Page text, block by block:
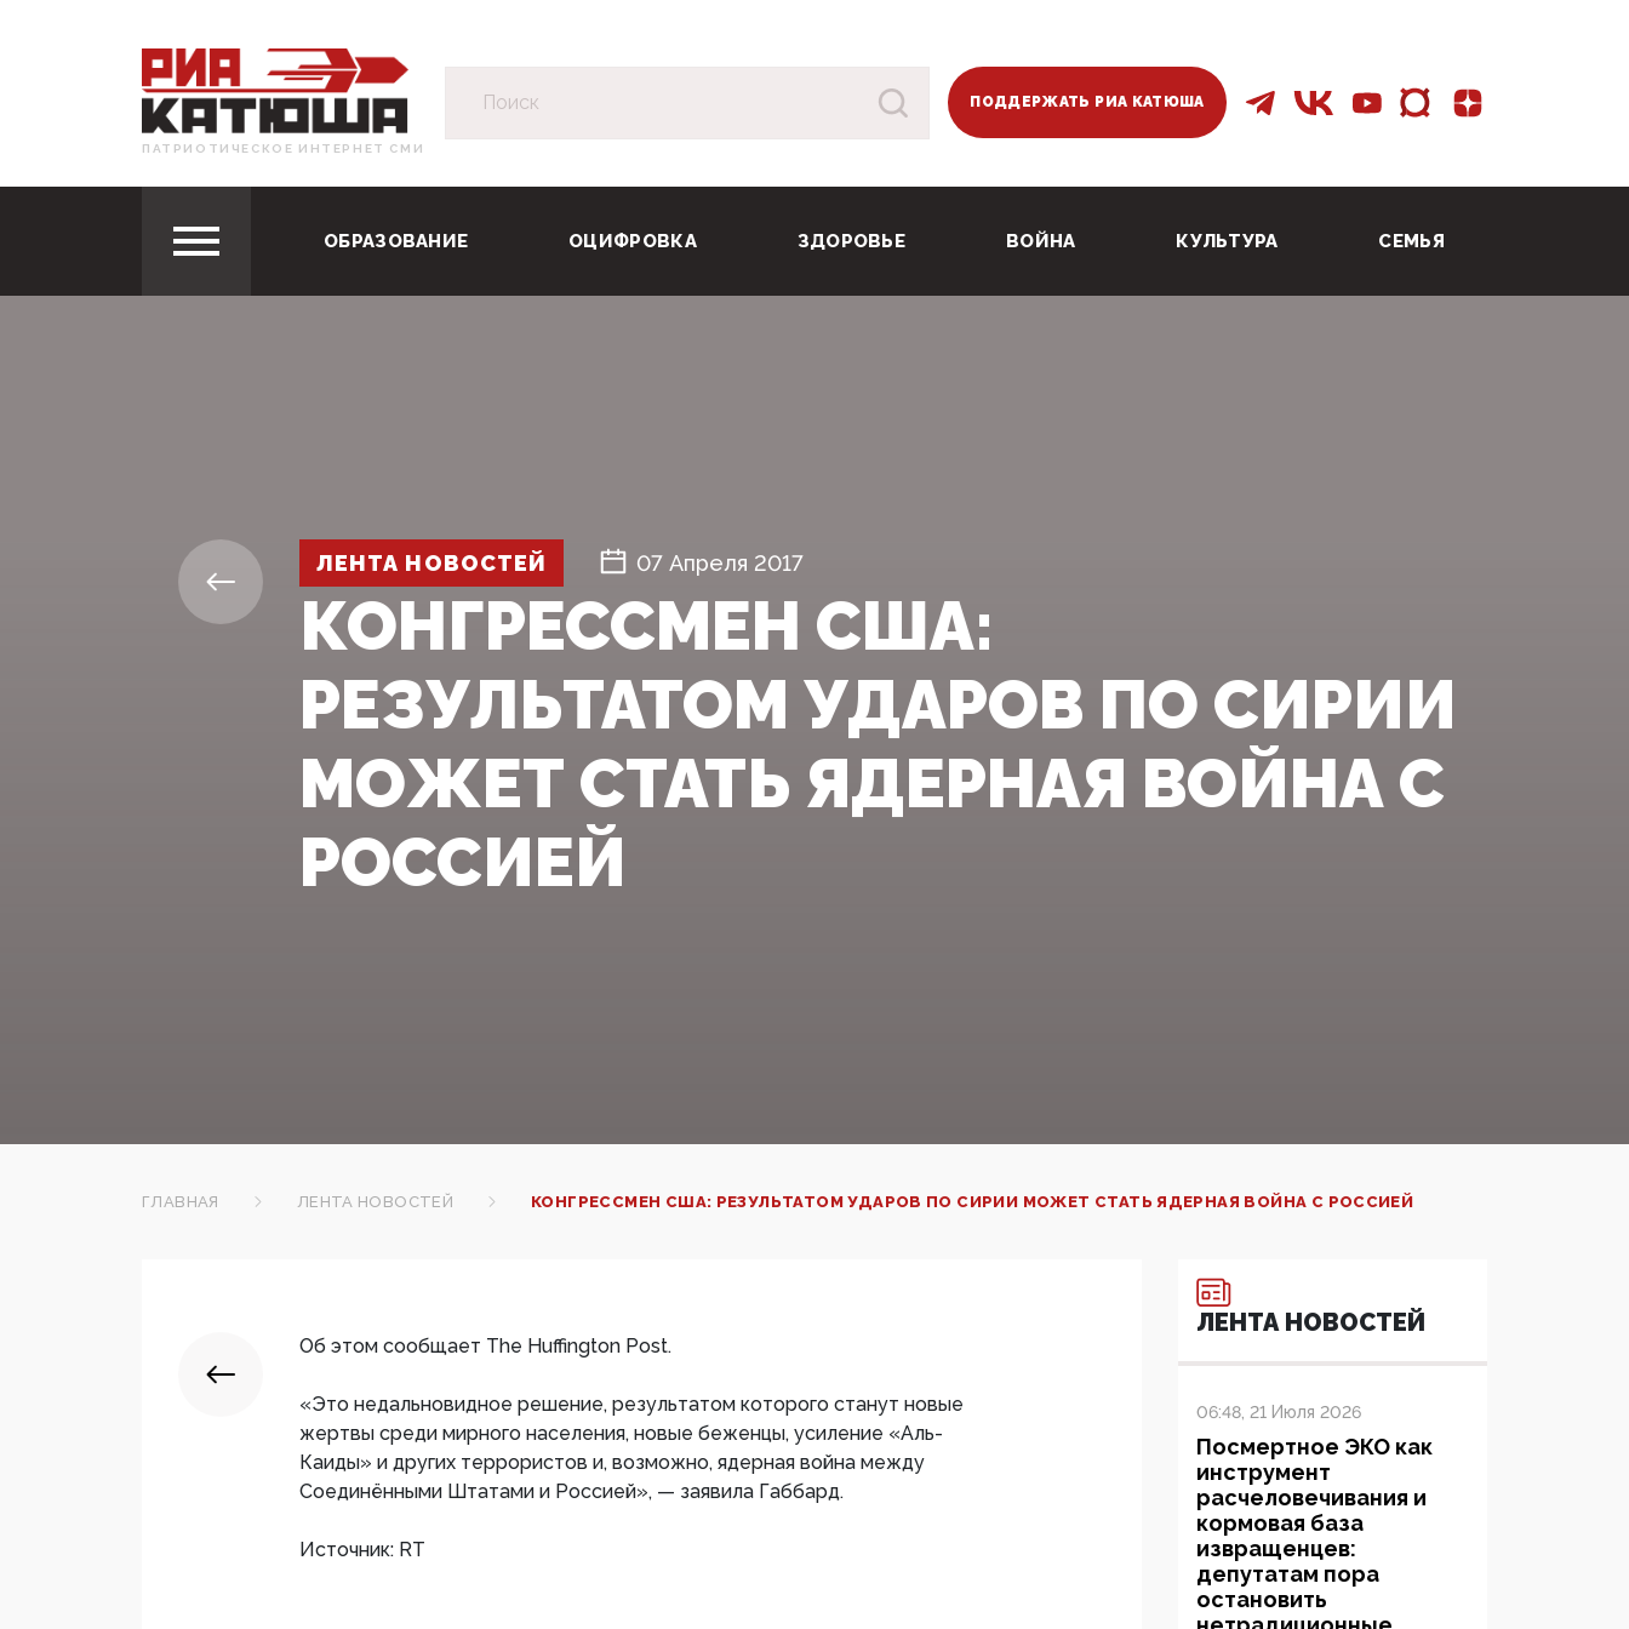
ПАТРИОТИЧЕСКОЕ ИНТЕРНЕТ СМИ
ПОДДЕРЖАТЬ РИА КАТЮША
ОБРАЗОВАНИЕ ОЦИФРОВКА ЗДОРОВЬЕ ВОЙНА КУЛЬТУРА СЕМЬЯ
ЛЕНТА НОВОСТЕЙ 07 Апреля 2017
КОНГРЕССМЕН США:
РЕЗУЛЬТАТОМ УДАРОВ ПО СИРИИ
МОЖЕТ СТАТЬ ЯДЕРНАЯ ВОЙНА С
РОССИЕЙ
ГЛАВНАЯ ЛЕНТА НОВОСТЕЙ КОНГРЕССМЕН США: РЕЗУЛЬТАТОМ УДАРОВ ПО СИРИИ МОЖЕТ СТАТЬ ЯДЕРНАЯ ВОЙНА С РОССИЕЙ
Об этом сообщает The Huffington Post.
«Это недальновидное решение, результатом которого станут новые
жертвы среди мирного населения, новые беженцы, усиление «Аль-
Каиды» и других террористов и, возможно, ядерная война между
Соединёнными Штатами и Россией», — заявила Габбард.
Источник: RT
ЛЕНТА НОВОСТЕЙ
06:48, 21 Июля 2026
Посмертное ЭКО как
инструмент
расчеловечивания и
кормовая база
извращенцев:
депутатам пора
остановить